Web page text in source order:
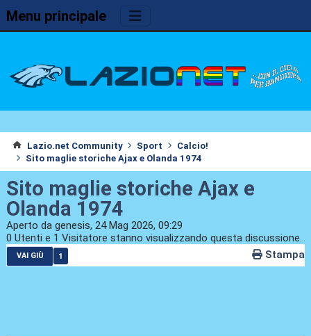
Menu principale
Lazio.net Community Sport
Calcio!
Sito maglie storiche Ajax e Olanda 1974
Sito maglie storiche Ajax e
Olanda 1974
Aperto da genesis, 24 Mag 2026, 09:29
0 Utenti e 1 Visitatore stanno visualizzando questa discussione.
VAI GIÙ 1 Stampa